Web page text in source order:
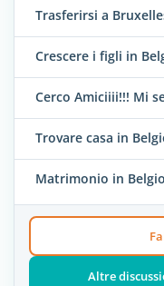
Trasferirsi a
Crescere i figli in
Cerco Amiciiii!!! Mi
Trovare casa in
Matrimonio in Belgio
Altre